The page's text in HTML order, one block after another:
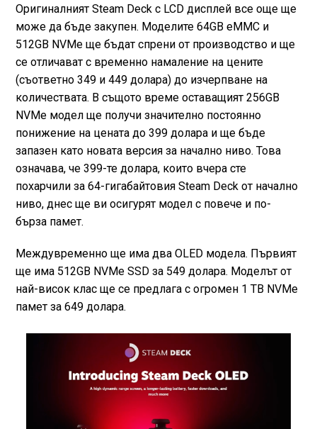
Оригиналният Steam Deck с LCD дисплей все още ще
може да бъде закупен. Моделите 64GB eMMC и
512GB NVMe ще бъдат спрени от производство и ще
се отличават с временно намаление на цените
(съответно 349 и 449 долара) до изчерпване на
количествата. В същото време оставащият 256GB
NVMe модел ще получи значително постоянно
понижение на цената до 399 долара и ще бъде
запазен като новата версия за начално ниво. Това
означава, че 399-те долара, които вчера сте
похарчили за 64-гигабайтовия Steam Deck от начално
ниво, днес ще ви осигурят модел с повече и по-
бърза памет.
Междувременно ще има два OLED модела. Първият
ще има 512GB NVMe SSD за 549 долара. Моделът от
най-висок клас ще се предлага с огромен 1 TB NVMe
памет за 649 долара.